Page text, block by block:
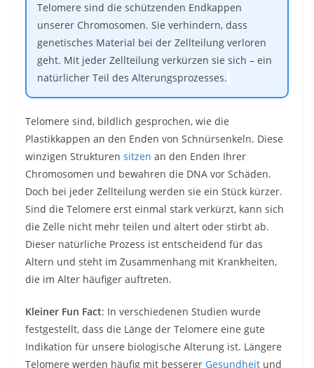
Telomere sind die schützenden Endkappen
unserer Chromosomen. Sie verhindern, dass
genetisches Material bei der Zellteilung verloren
geht. Mit jeder Zellteilung verkürzen sie sich – ein
natürlicher Teil des Alterungsprozesses.
Telomere sind, bildlich gesprochen, wie die
Plastikkappen an den Enden von Schnürsenkeln. Diese
winzigen Strukturen sitzen an den Enden Ihrer
Chromosomen und bewahren die DNA vor Schäden.
Doch bei jeder Zellteilung werden sie ein Stück kürzer.
Sind die Telomere erst einmal stark verkürzt, kann sich
die Zelle nicht mehr teilen und altert oder stirbt ab.
Dieser natürliche Prozess ist entscheidend für das
Altern und steht im Zusammenhang mit Krankheiten,
die im Alter häufiger auftreten.
Kleiner Fun Fact: In verschiedenen Studien wurde
festgestellt, dass die Länge der Telomere eine gute
Indikation für unsere biologische Alterung ist. Längere
Telomere werden häufig mit besserer Gesundheit und